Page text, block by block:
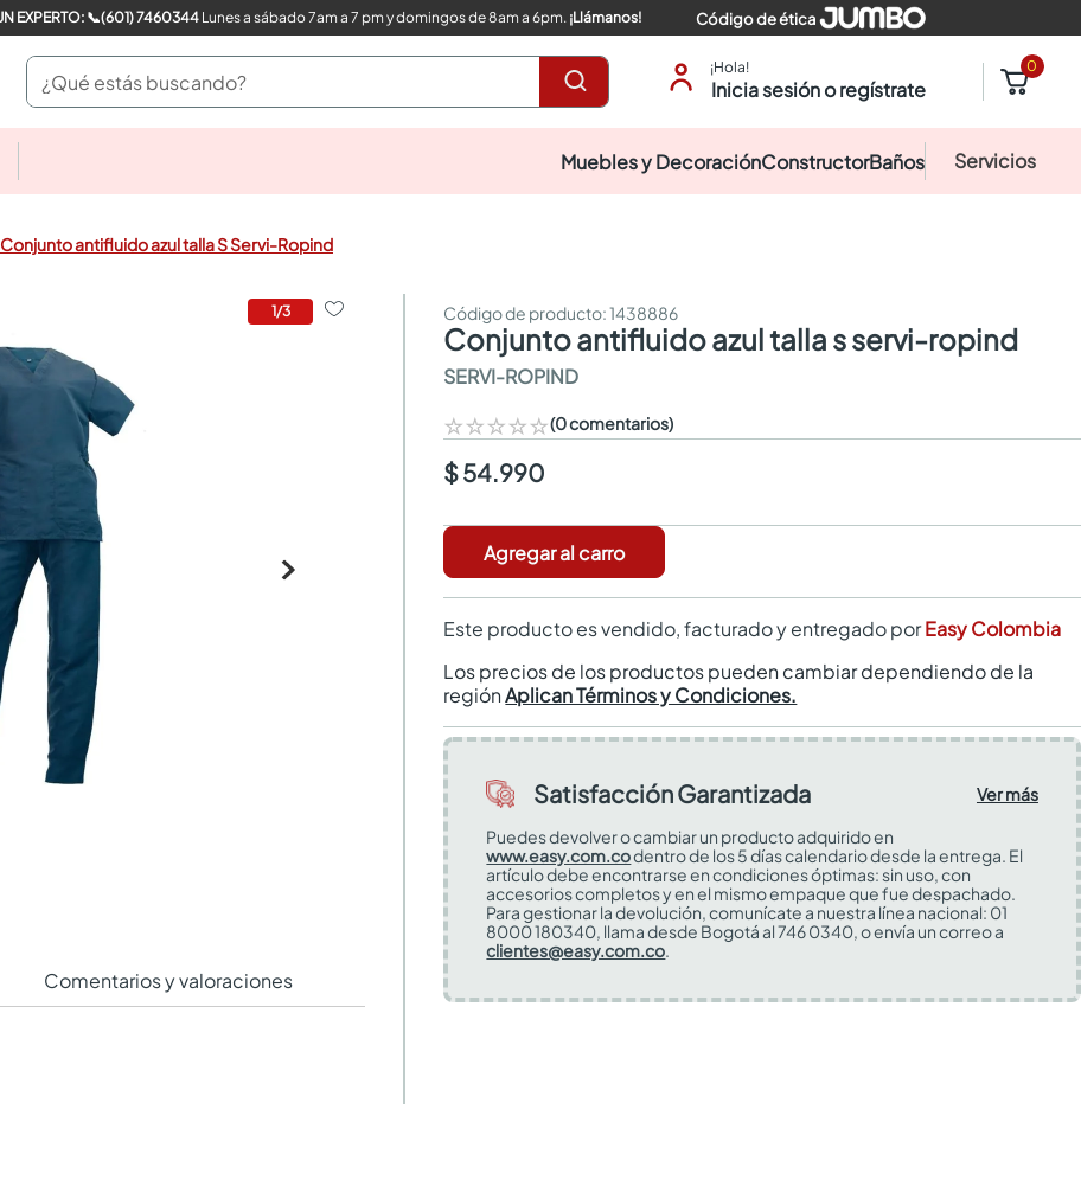
COMPRA CON UN EXPERTO: 📞(601) 7460344Lunes a sábado 7am a 7 pm y domingos de 8am a 6pm. ¡Llámanos! Código de ética
¿Qué estás buscando? ¡Hola!
Inicia sesión o regístrate
0
Muebles y DecoraciónConstructorBaños Servicios
Conjunto antifluido azul talla S Servi-Ropind
1/3
Comentarios y valoraciones
:1438886
conjunto antifluido azul talla s servi-ropind
SERVI-ROPIND
☆☆☆☆☆(0 comentarios)
$ 54.990
Agregar al carro
Este producto es vendido, facturado y entregado porEasy Colombia
Los precios de los productos pueden cambiar dependiendo de la
regiónAplican Términos y Condiciones.
Satisfacción Garantizada
Ver más
Puedes devolver o cambiar un producto adquirido en
www.easy.com.codentro de los 5 días calendario desde la entrega. El
artículo debe encontrarse en condiciones óptimas: sin uso, con
accesorios completos y en el mismo empaque que fue despachado.
Para gestionar la devolución, comunícate a nuestra línea nacional: 01
8000 180340, llama desde Bogotá al 746 0340, o envía un correo a
clientes@easy.com.co.
closet
sanitarios
armarios closet
comedores
neveras